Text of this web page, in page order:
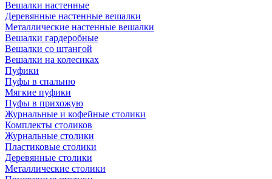
Вешалки настенные
Деревянные настенные вешалки
Металлические настенные вешалки
Вешалки гардеробные
Вешалки со штангой
Вешалки на колесиках
Пуфики
Пуфы в спальню
Мягкие пуфики
Пуфы в прихожую
Журнальные и кофейные столики
Комплекты столиков
Журнальные столики
Пластиковые столики
Деревянные столики
Металлические столики